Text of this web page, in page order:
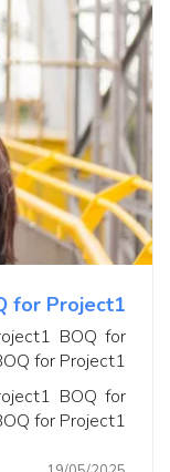
for Project1
BOQ for
for Project1
BOQ for
for Project1